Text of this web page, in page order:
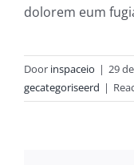
dolorem eum
Door inspaceio | 29
gecategoriseerd |